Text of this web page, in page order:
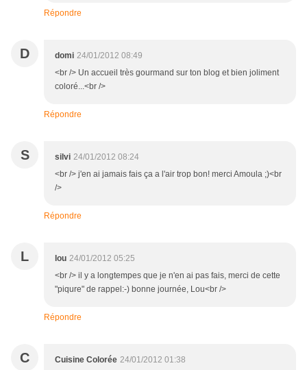
Répondre
D domi 24/01/2012 08:49
<br /> Un accueil très gourmand sur ton blog et bien joliment
coloré...<br />
Répondre
S silvi 24/01/2012 08:24
<br /> j'en ai jamais fais ça a l'air trop bon! merci Amoula ;)<br
/>
Répondre
L lou 24/01/2012 05:25
<br /> il y a longtempes que je n'en ai pas fais, merci de cette
"piqure" de rappel:-) bonne journée, Lou<br />
Répondre
C Cuisine Colorée 24/01/2012 01:38